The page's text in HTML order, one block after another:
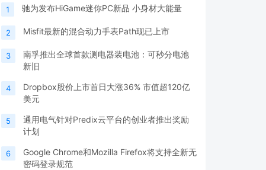
1 驰为发布HiGame迷你PC新品 小身材大能量
2 Misfit最新的混合动力手表Path现已上市
3
南孚推出全球首款测电器装电池：可秒分电池
新旧
4
Dropbox股价上市首日大涨36% 市值超120亿
美元
5
通用电气针对Predix云平台的创业者推出奖励
计划
6
Google Chrome和Mozilla Firefox将支持全新无
密码登录规范